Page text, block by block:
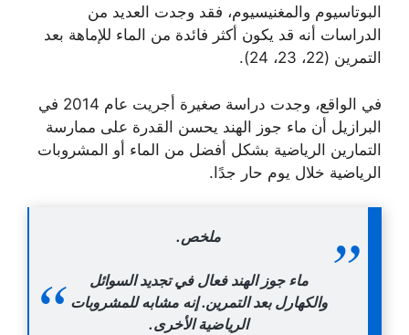
البوتاسيوم والمغنيسيوم، فقد وجدت العديد من
الدراسات أنه قد يكون أكثر فائدة من الماء للإماهة بعد
التمرين (22، 23، 24).
في الواقع، وجدت دراسة صغيرة أجريت عام 2014 في
البرازيل أن ماء جوز الهند يحسن القدرة على ممارسة
التمارين الرياضية بشكل أفضل من الماء أو المشروبات
الرياضية خلال يوم حار جدًا.
ملخص.
ماء جوز الهند فعال في تجديد السوائل
والكهارل بعد التمرين. إنه مشابه للمشروبات
الرياضية الأخرى.